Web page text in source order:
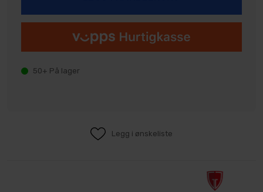
50+ På lager
Legg i ønskeliste